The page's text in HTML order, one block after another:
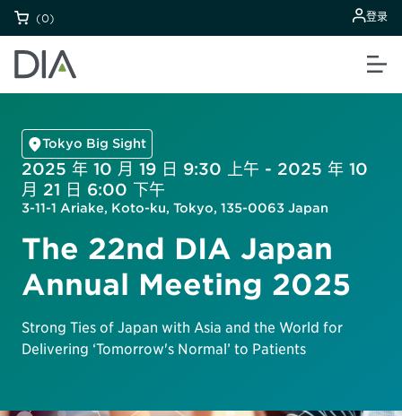
(0) 登录
Tokyo Big Sight
2025 年 10 月 19 日 9:30 上午 - 2025 年 10
月 21 日 6:00 下午
3-11-1 Ariake, Koto-ku, Tokyo, 135-0063 Japan
The 22nd DIA Japan
Annual Meeting 2025
Strong Ties of Japan with Asia and the World for
Delivering ‘Tomorrow's Normal’ to Patients